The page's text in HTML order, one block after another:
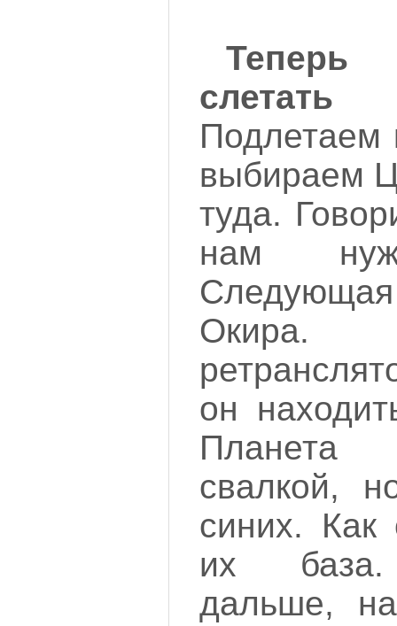
Подлетаем
выбираем
туда.
нам
Следующая
Окира.
он
Планета
свалкой,
синих. Как
их база.
дальше,